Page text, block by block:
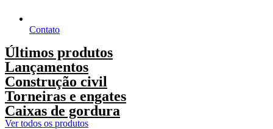
Contato
Últimos produtos
Lançamentos
Construção civil
Torneiras e engates
Caixas de gordura
Ver todos os produtos